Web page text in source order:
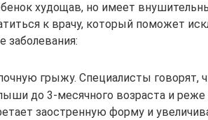
худощав, но имеет
к врачу, который поможет
заболевания:
грыжу. Специалисты
до 3-месячного возраста и
заостренную форму и